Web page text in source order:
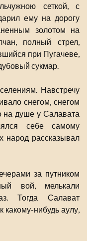
сеткой, с
ему на дорогу
золотом на
полный стрел,
при Пугачеве,
сукмар.
Навстречу
снегом, снегом
на душе у Салавата
себе самому
народ рассказывал
за путником
вой, мелькали
Тогда Салават
нибудь аулу,